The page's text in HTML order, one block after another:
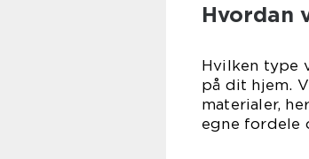
Hvordan
Hvilken type
på dit hjem.
materialer,
egne fordele